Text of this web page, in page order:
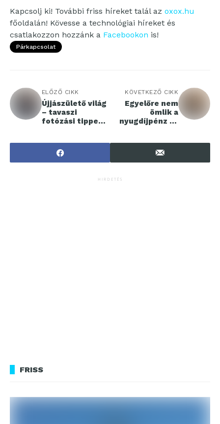
Kapcsolj ki! További friss híreket talál az oxox.hu
főoldalán! Kövesse a technológiai híreket és
csatlakozzon hozzánk a Facebookon is!
Párkapcsolat
ELŐZŐ CIKK
Újjászülető világ
– tavaszi
fotózási tippek a
KÖVETKEZŐ CIKK
Egyelőre nem
ömlik a
nyugdíjpénz az
HIRDETÉS
FRISS